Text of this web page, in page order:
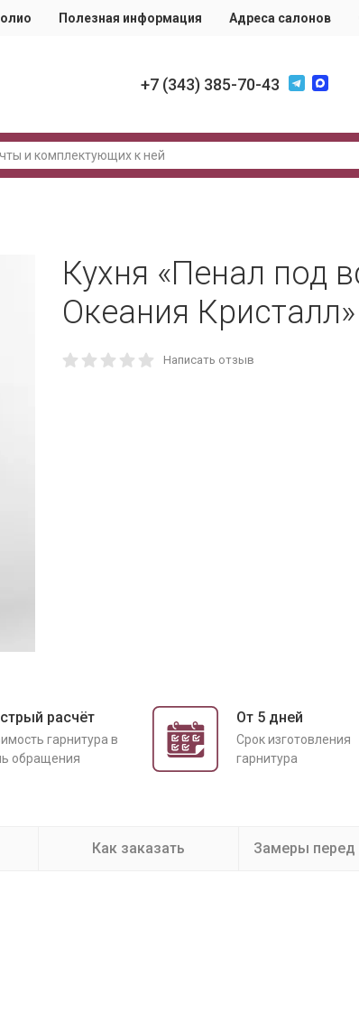
Полезная информация Адреса салонов
‪+7 (343) 385-70-43
Кухня «Пенал под
Океания Кристалл»
Написать отзыв
расчёт
гарнитура в
обращения
От 5 дней
Срок изготовления
гарнитура
Как заказать Замеры перед